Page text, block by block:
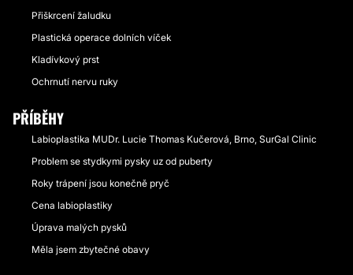
Přiškrcení žaludku
Plastická operace dolních víček
Kladívkový prst
Ochrnutí nervu ruky
PŘÍBĚHY
Labioplastika MUDr. Lucie Thomas Kučerová, Brno, SurGal Clinic
Problem se stydkymi pysky uz od puberty
Roky trápení jsou konečně pryč
Cena labioplastiky
Úprava malých pysků
Měla jsem zbytečné obavy